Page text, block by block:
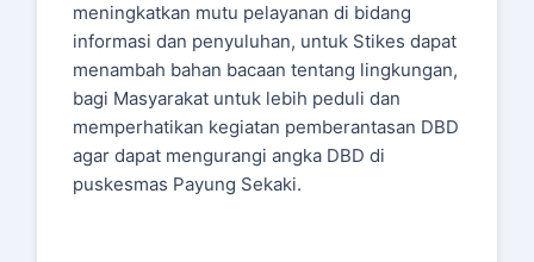
meningkatkan mutu pelayanan di bidang
informasi dan penyuluhan, untuk Stikes dapat
menambah bahan bacaan tentang lingkungan,
bagi Masyarakat untuk lebih peduli dan
memperhatikan kegiatan pemberantasan DBD
agar dapat mengurangi angka DBD di
puskesmas Payung Sekaki.